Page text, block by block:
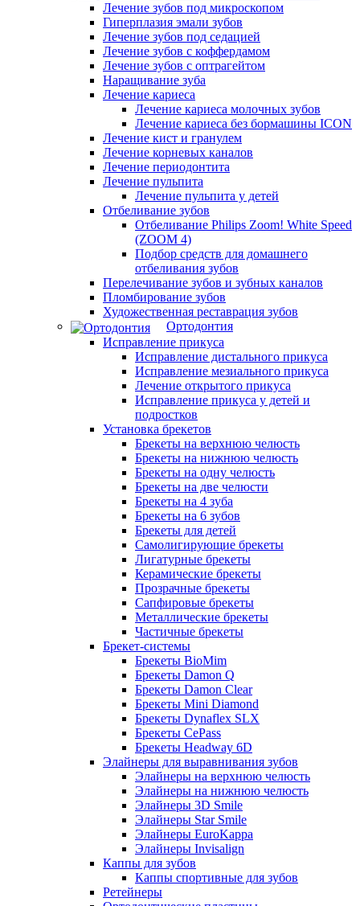
Лечение зубов под микроскопом
Гиперплазия эмали зубов
Лечение зубов под седацией
Лечение зубов с коффердамом
Лечение зубов с оптрагейтом
Наращивание зуба
Лечение кариеса
Лечение кариеса молочных зубов
Лечение кариеса без бормашины ICON
Лечение кист и гранулем
Лечение корневых каналов
Лечение периодонтита
Лечение пульпита
Лечение пульпита у детей
Отбеливание зубов
Отбеливание Philips Zoom! White Speed
(ZOOM 4)
Подбор средств для домашнего
отбеливания зубов
Перелечивание зубов и зубных каналов
Пломбирование зубов
Художественная реставрация зубов
Ортодонтия
Исправление прикуса
Исправление дистального прикуса
Исправление мезиального прикуса
Лечение открытого прикуса
Исправление прикуса у детей и
подростков
Установка брекетов
Брекеты на верхнюю челюсть
Брекеты на нижнюю челюсть
Брекеты на одну челюсть
Брекеты на две челюсти
Брекеты на 4 зуба
Брекеты на 6 зубов
Брекеты для детей
Самолигирующие брекеты
Лигатурные брекеты
Керамические брекеты
Прозрачные брекеты
Сапфировые брекеты
Металлические брекеты
Частичные брекеты
Брекет-системы
Брекеты BioMim
Брекеты Damon Q
Брекеты Damon Clear
Брекеты Mini Diamond
Брекеты Dynaflex SLX
Брекеты CePass
Брекеты Headway 6D
Элайнеры для выравнивания зубов
Элайнеры на верхнюю челюсть
Элайнеры на нижнюю челюсть
Элайнеры 3D Smile
Элайнеры Star Smile
Элайнеры EuroKappa
Элайнеры Invisalign
Каппы для зубов
Каппы спортивные для зубов
Ретейнеры